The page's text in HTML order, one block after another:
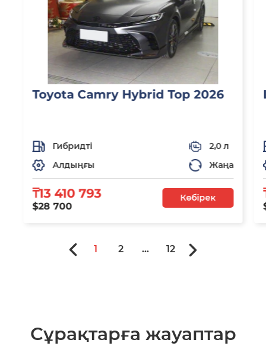
Toyota Camry Hybrid Top 2026
Гибридті
2,0 л
Алдыңғы
Жаңа
₸13 410 793
$28 700
Көбірек
1 2 ... 12
Сұрақтарға жауаптар